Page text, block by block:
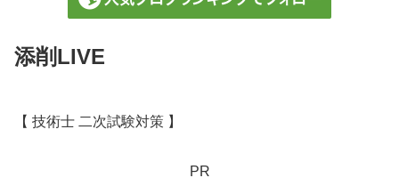
添削LIVE
【 技術士 二次試験対策 】
PR